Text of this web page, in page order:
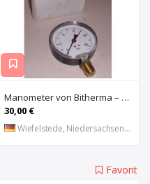
Manometer von Bitherma – NG 100
30,00 €
Wiefelstede, Niedersachsen, DE
Favorit